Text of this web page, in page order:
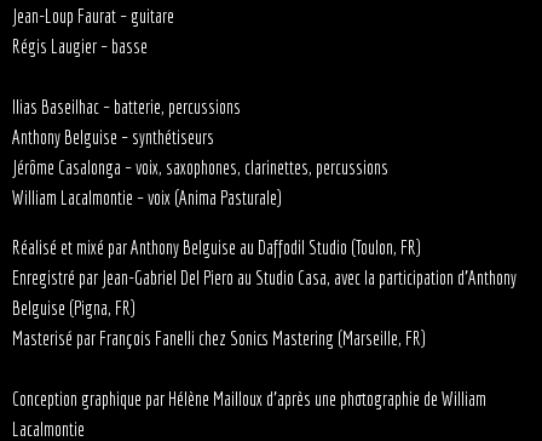
Jean-Loup Faurat – guitare
Régis Laugier – basse
Ilias Baseilhac – batterie, percussions
Anthony Belguise – synthétiseurs
Jérôme Casalonga – voix, saxophones, clarinettes, percussions
William Lacalmontie – voix (Anima Pasturale)
Réalisé et mixé par Anthony Belguise au Daffodil Studio (Toulon, FR)
Enregistré par Jean-Gabriel Del Piero au Studio Casa, avec la participation d’Anthony
Belguise (Pigna, FR)
Masterisé par François Fanelli chez Sonics Mastering (Marseille, FR)
Conception graphique par Hélène Mailloux d'après une photographie de William
Lacalmontie